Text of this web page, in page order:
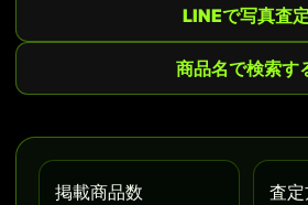
LINEで写真査定
商品名で検索す
掲載商品数 査